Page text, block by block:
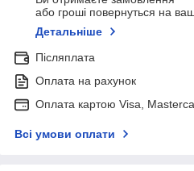
або гроші повернуться на
Детальніше
Післяплата
Оплата на рахунок
Оплата картою Visa,
Всі умови оплати